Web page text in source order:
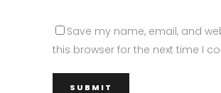
Save my name, email, and
this browser for the next time I